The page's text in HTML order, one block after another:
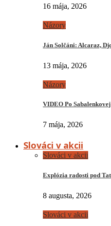
16 mája, 2026
Názory
Ján Solčáni: Alcaraz,
13 mája, 2026
Názory
VIDEO Po
7 mája, 2026
Slováci v akcii
Slováci v akcii
Explózia radosti pod
8 augusta, 2026
Slováci v akcii